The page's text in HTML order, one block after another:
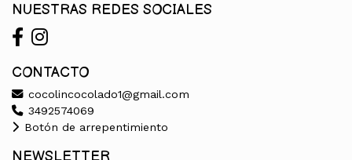
NUESTRAS REDES SOCIALES
CONTACTO
cocolincocolado1@gmail.com
3492574069
Botón de arrepentimiento
NEWSLETTER